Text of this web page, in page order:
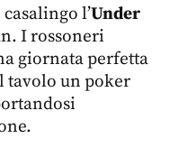
l’Under
I rossoneri
giornata perfetta
tavolo un poker